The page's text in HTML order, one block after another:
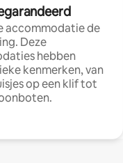
accommodatie de
Deze
hebben
kenmerken, van
op een klif tot